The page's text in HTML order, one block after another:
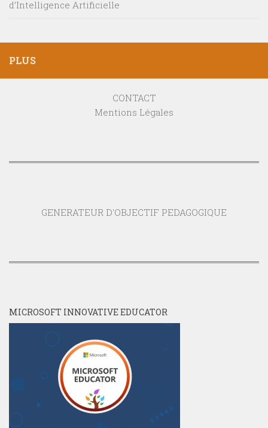
d’Intelligence Artificielle
PLUS
CONTACT
Mentions Légales
GENERATEUR D'OBJECTIF PEDAGOGIQUE
MICROSOFT INNOVATIVE EDUCATOR